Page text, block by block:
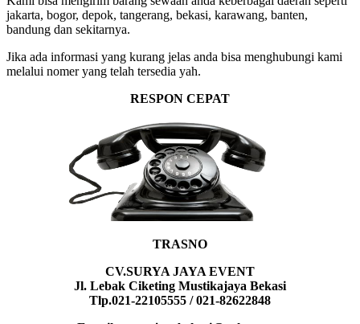
jakarta, bogor, depok, tangerang, bekasi, karawang, banten,
bandung dan sekitarnya.
Jika ada informasi yang kurang jelas anda bisa menghubungi kami
melalui nomer yang telah tersedia yah.
RESPON CEPAT
TRASNO
CV.SURYA JAYA EVENT
Jl. Lebak Ciketing Mustikajaya Bekasi
Tlp.021-22105555 / 021-82622848